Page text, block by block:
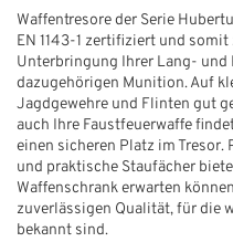
Waffentresore der Serie
EN 1143-1 zertifiziert und
Unterbringung Ihrer Lang- und
dazugehörigen Munition. Auf
Jagdgewehre und Flinten gut
auch Ihre Faustfeuerwaffe
einen sicheren Platz im
und praktische Staufächer
Waffenschrank erwarten
zuverlässigen Qualität, für die
bekannt sind.